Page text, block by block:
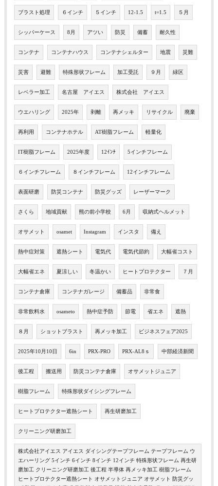
ブラスト処理 ６インチ ５インチ 12-1.5 t=1.5 ５月
シッパーケース 8月 アツい 防災 備蓄 耐久性
コンテナ コンテナハウス コンテナシェルター 地震 災難
災害 避難 特殊形状フレーム 加工受託 ９月 緑区
レベラー加工 名古屋 アイエス 株式会社 アイエス
ウエハリング 2025年 剥離 再メッキ リサイクル 廃棄
再利用 コンテナホテル AT樹脂フレーム 軽量化
IT樹脂フレーム 2025年度 12ｲﾝﾁ 5インチフレーム
６インチフレーム ８インチフレーム 12インチフレーム
表面研磨 防災コンテナ 防災グッズ レーザーマーク
さくら 地域貢献 熊の前小学校 6月 収納式ヘルメット
オサメット osamet Instagram インスタ 備え
熱中症対策 遮熱シート 電気代 電気代節約 大幅省コスト
大幅省エネ 夏涼しい 冬温かい ヒートプロテクター ７月
コンテナ倉庫 コンテナガレージ 備蓄品 非常食
非常飲料水 osameto 熱中症予防 節電 省エネ 遮熱
８月 ショットブラスト 再メッキ加工 ビジネスフェア2025
2025年10月10日 6in PRX-PRO PRX-AL8ｓ 中部経済新聞
後工程 搬送用 防災コンテナ倉庫 オサメットジュニア
樹脂フレーム 特殊形状ダイシングフレーム
ヒートプロテクター遮熱シート 再生研磨加工
クリーニング研磨加工
株式会社アイエス アイエス ダイシングテープフレーム テープフレーム ウ
エハーリング 5インチ 6インチ 8インチ 12インチ 特殊形状フレーム 再生研
磨加工 クリーニング研磨加工 後工程 半導体 再メッキ加工 樹脂フレーム
ヒートプロテクター遮熱シート オサメットジュニア オサメット 防災グッ